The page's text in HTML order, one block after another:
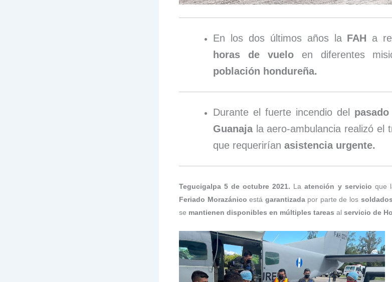
En los dos últimos años la FAH a
horas de vueloen diferentes
población hondureña.
Durante el fuerte incendio del
Guanajala aero-ambulancia realizó el
que requerirían asistencia urgente.
Tegucigalpa 5 de octubre 2021. Laatención y servicio que
Feriado Morazánico está garantizadapor parte de los soldados
se mantienen disponibles en múltiples tareas al servicio de